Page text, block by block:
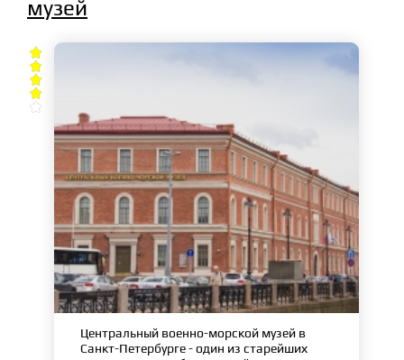
музей





Центральный военно-морской музей в
Санкт-Петербурге - один из старейших